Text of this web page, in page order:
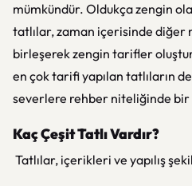
mümkündür. Oldukça zengin
tatlılar, zaman içerisinde
birleşerek zengin tarifler
en çok tarifi yapılan tatlıların
severlere rehber niteliğinde
Kaç Çeşit Tatlı Vardır?
Tatlılar, içerikleri ve yapılış